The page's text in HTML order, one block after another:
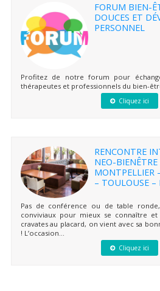
FORUM BIEN-
DOUCES ET
PERSONNEL
Profitez de notre forum pour
thérapeutes et professionnels du bien-
Cliquez ici
RENCONTRE
NEO-
MONTPELLIER
– TOULOUSE –
Pas de conférence ou de table
conviviaux pour mieux se connaître et
cravates au placard, on vient avec sa
! L’occasion...
Cliquez ici